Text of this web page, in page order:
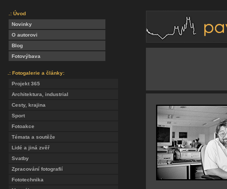
.: Úvod
Novinky
O autorovi
Blog
Fotovýbava
.: Fotogalerie a články:
Projekt 365
Architektura, industrial
Cesty, krajina
Sport
Fotoakce
Témata a soutěže
Lidé a jiná zvěř
Svatby
Zpracování fotografií
Fototechnika